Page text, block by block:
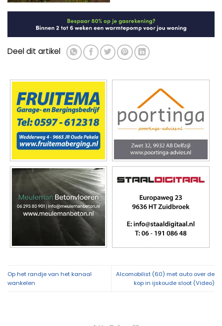
Deel dit artikel
Op het randje van het kanaal
wankelen
Alcomobilist (60) met auto over de
kop in ijskoude sloot (Video)